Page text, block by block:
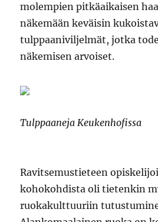
molempien pitkäaikaisen
näkemään keväisin
tulppaaniviljelmät, jotka
näkemisen arvoiset.
Tulppaaneja Keukenhofissa
Ravitsemustieteen
kohokohdista oli tietenkin
ruokakulttuuriin